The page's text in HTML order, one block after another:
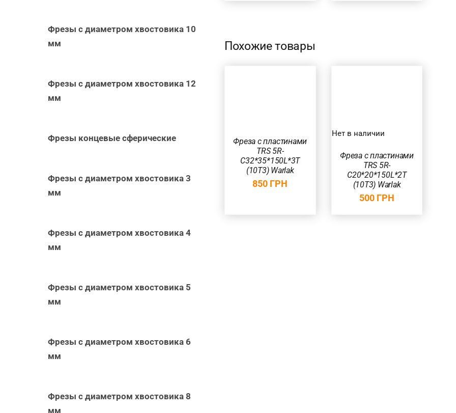
Похожие товары
В КОРЗИНУ
Фреза с пластинами
TRS 5R-
C32*35*150L*3T
(10T3) Warlak
850 ГРН
Нет в наличии
Фреза с пластинами
TRS 5R-
C20*20*150L*2T
(10T3) Warlak
500 ГРН
Фрезы с диаметром хвостовика 10
мм
Фрезы с диаметром хвостовика 12
мм
Фрезы концевые сферические
Фрезы с диаметром хвостовика 3
мм
Фрезы с диаметром хвостовика 4
мм
Фрезы с диаметром хвостовика 5
мм
Фрезы с диаметром хвостовика 6
мм
Фрезы с диаметром хвостовика 8
мм